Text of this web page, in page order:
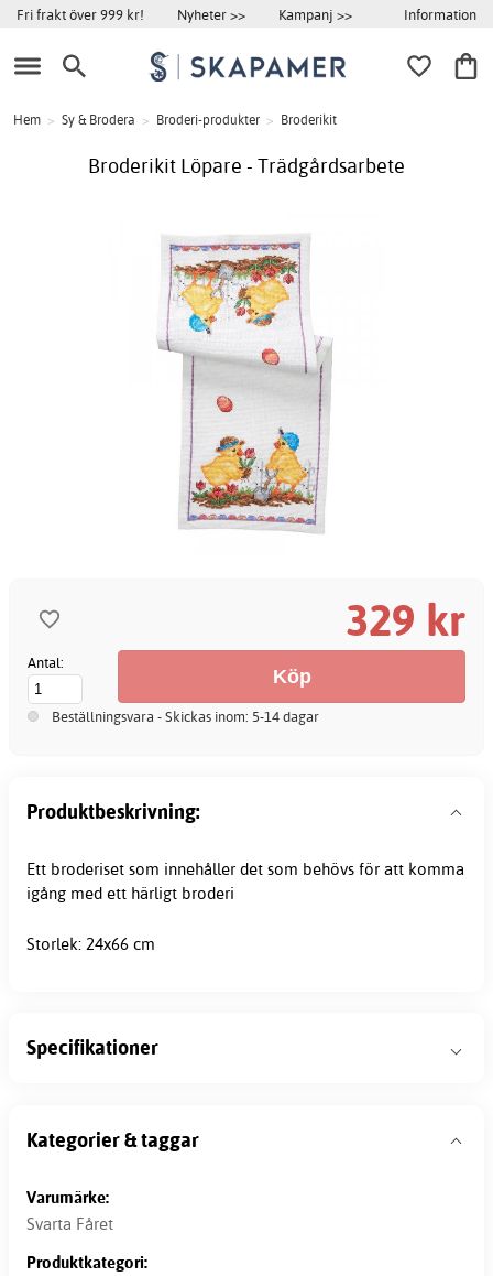
Fri frakt över 999 kr! Nyheter >> Kampanj >> Information
Hem > Sy & Brodera > Broderi-produkter > Broderikit
Broderikit Löpare - Trädgårdsarbete
329 kr
Antal:
Beställningsvara - Skickas inom: 5-14 dagar
Produktbeskrivning:
Ett broderiset som innehåller det som behövs för att komma
igång med ett härligt broderi
Storlek: 24x66 cm
Specifikationer
Kategorier & taggar
Varumärke:
Svarta Fåret
Produktkategori: